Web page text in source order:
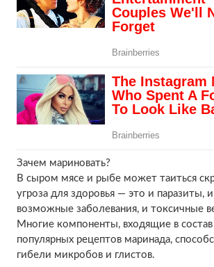
Зачем мариновать?
В сыром мясе и рыбе может таиться
угроза для здоровья — это и паразиты, и
возможные заболевания, и токсичные
Многие компоненты, входящие в состав
популярных рецептов маринада,
гибели микробов и глистов.